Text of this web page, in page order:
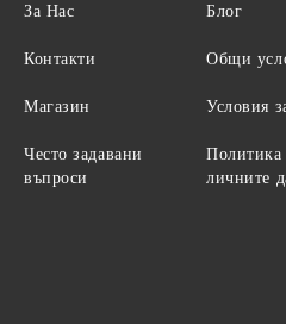
За Нас
Контакти
Магазин
Често задавани
въпроси
Блог
Общи
Условия
Политика
личните